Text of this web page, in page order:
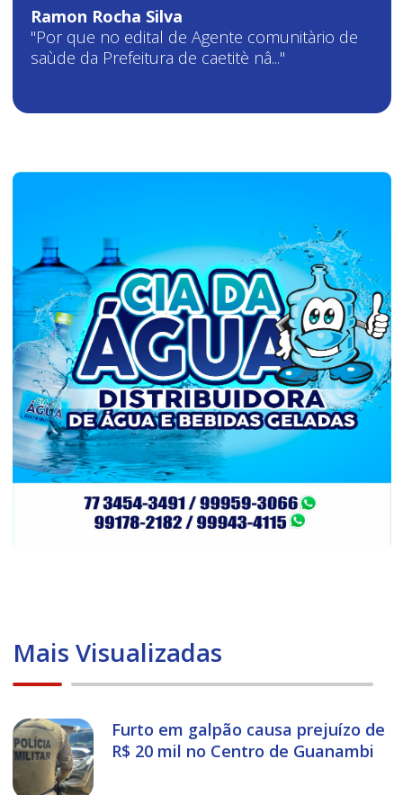
Ramon Rocha Silva
"Por que no edital de Agente comunitàrio de
saùde da Prefeitura de caetitè nâ..."
Mais Visualizadas
Furto em galpão causa prejuízo de
R$ 20 mil no Centro de Guanambi